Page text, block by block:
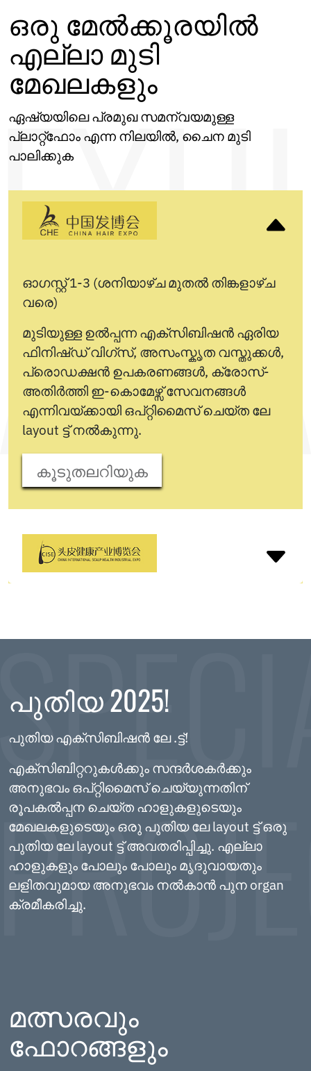
ഒരു മേൽക്കൂരയിൽ
എല്ലാ മുടി
മേഖലകളും
ഏഷ്യയിലെ പ്രമുഖ സമന്വയമുള്ള
പ്ലാറ്റ്ഫോം എന്ന നിലയിൽ, ചൈന മുടി
പാലിക്കുക
ഓഗസ്റ്റ് 1-3 (ശനിയാഴ്ച മുതൽ തിങ്കളാഴ്ച
വരെ)
മുടിയുള്ള ഉൽപ്പന്ന എക്സിബിഷൻ ഏരിയ
ഫിനിഷ്ഡ് വിഗ്സ്, അസംസ്കൃത വസ്തുക്കൾ,
പ്രൊഡക്ഷൻ ഉപകരണങ്ങൾ, ക്രോസ്-
അതിർത്തി ഇ-കൊമേഴ്സ് സേവനങ്ങൾ
എന്നിവയ്ക്കായി ഒപ്റ്റിമൈസ് ചെയ്ത ലേ
layout ട്ട് നൽകുന്നു.
കൂടുതലറിയുക
പുതിയ 2025!
പുതിയ എക്സിബിഷൻ ലേ .ട്ട്!
എക്സിബിറ്ററുകൾക്കും സന്ദർശകർക്കും
അനുഭവം ഒപ്റ്റിമൈസ് ചെയ്യുന്നതിന്
രൂപകൽപ്പന ചെയ്ത ഹാളുകളുടെയും
മേഖലകളുടെയും ഒരു പുതിയ ലേ layout ട്ട് ഒരു
പുതിയ ലേ layout ട്ട് അവതരിപ്പിച്ചു. എല്ലാ
ഹാളുകളും പോലും പോലും മൃദുവായതും
ലളിതവുമായ അനുഭവം നൽകാൻ പുന organ
ക്രമീകരിച്ചു.
മത്സരവും
ഫോറങ്ങളും